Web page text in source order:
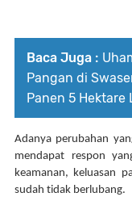
Baca Juga :
Pangan di
Panen 5
Adanya perubahan
mendapat respon
keamanan, keluasan
sudah tidak berlubang.